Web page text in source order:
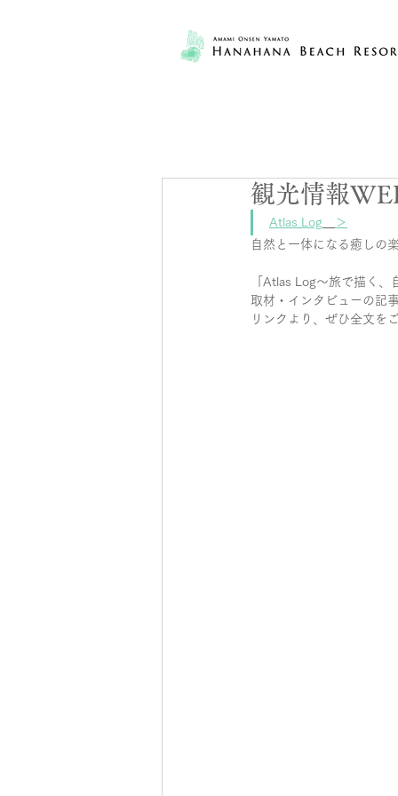
観光情報
Atlas Log
＞
自然と一体になる癒しの
「Atlas Log～旅で描く、
取材・インタビューの記
リンクより、ぜひ全文を